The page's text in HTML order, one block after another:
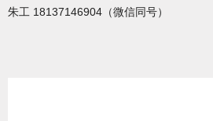
朱工 18137146904（微信同号）